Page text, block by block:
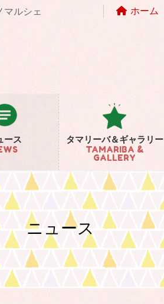
マルシェ ホーム
ース
タマリーバ＆ギャラリー
TAMARIBA &
GALLERY
ニュース